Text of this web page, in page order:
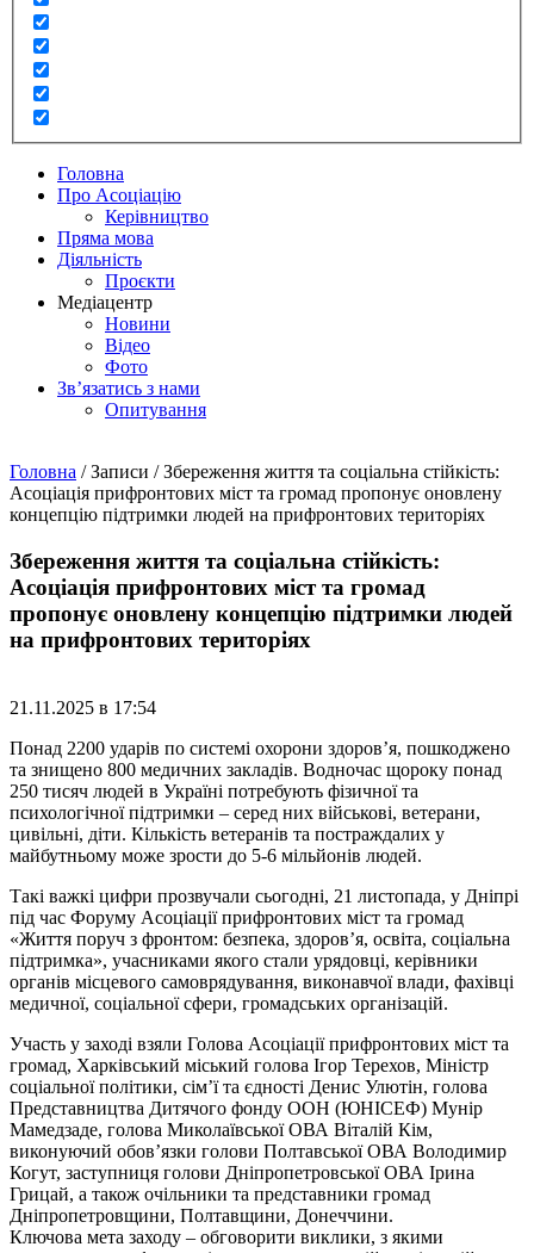
Головна
Про Асоціацію
Керівництво
Пряма мова
Діяльність
Проєкти
Медіацентр
Новини
Відео
Фото
Зв’язатись з нами
Опитування
Головна /Записи /Збереження життя та соціальна стійкість:
Асоціація прифронтових міст та громад пропонує оновлену
концепцію підтримки людей на прифронтових територіях
Збереження життя та соціальна стійкість:
Асоціація прифронтових міст та громад
пропонує оновлену концепцію підтримки людей
на прифронтових територіях
21.11.2025 в 17:54
Понад 2200 ударів по системі охорони здоров’я, пошкоджено
та знищено 800 медичних закладів. Водночас щороку понад
250 тисяч людей в Україні потребують фізичної та
психологічної підтримки – серед них військові, ветерани,
цивільні, діти. Кількість ветеранів та постраждалих у
майбутньому може зрости до 5-6 мільйонів людей.
Такі важкі цифри прозвучали сьогодні, 21 листопада, у Дніпрі
під час Форуму Асоціації прифронтових міст та громад
«Життя поруч з фронтом: безпека, здоров’я, освіта, соціальна
підтримка», учасниками якого стали урядовці, керівники
органів місцевого самоврядування, виконавчої влади, фахівці
медичної, соціальної сфери, громадських організацій.
Участь у заході взяли Голова Асоціації прифронтових міст та
громад, Харківський міський голова Ігор Терехов, Міністр
соціальної політики, сім’ї та єдності Денис Улютін, голова
Представництва Дитячого фонду ООН (ЮНІСЕФ) Мунір
Мамедзаде, голова Миколаївської ОВА Віталій Кім,
виконуючий обов’язки голови Полтавської ОВА Володимир
Когут, заступниця голови Дніпропетровської ОВА Ірина
Грицай, а також очільники та представники громад
Дніпропетровщини, Полтавщини, Донеччини.
Ключова мета заходу – обговорити виклики, з якими